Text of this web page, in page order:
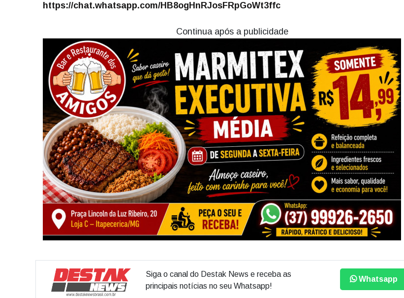
https://chat.whatsapp.com/HB8ogHnRJosFRpGoWt3ffc
Continua após a publicidade
Siga o canal do Destak News e receba as
principais notícias no seu Whatsapp!
Whatsapp